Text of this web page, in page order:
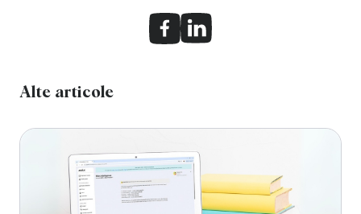
Alte articole